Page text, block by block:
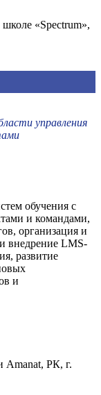
«Spectrum»,
управления
обучения с
и командами,
организация и
внедрение LMS-
развитие
и
Amanat, РК, г.